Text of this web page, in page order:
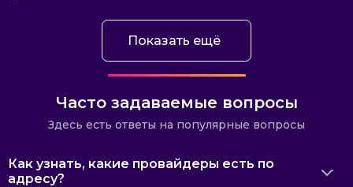
Показать ещё
Часто задаваемые вопросы
Здесь есть ответы на популярные вопросы
Как узнать, какие провайдеры есть по
адресу?